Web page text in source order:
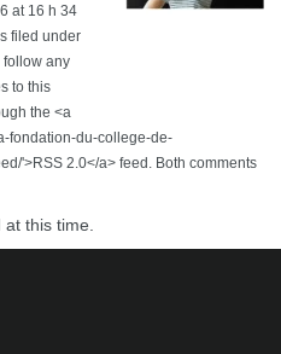
at 16 h 34
filed under
follow any
to this
the <a
fondation-du-college-de-
'>RSS 2.0</a> feed. Both comments
this time.